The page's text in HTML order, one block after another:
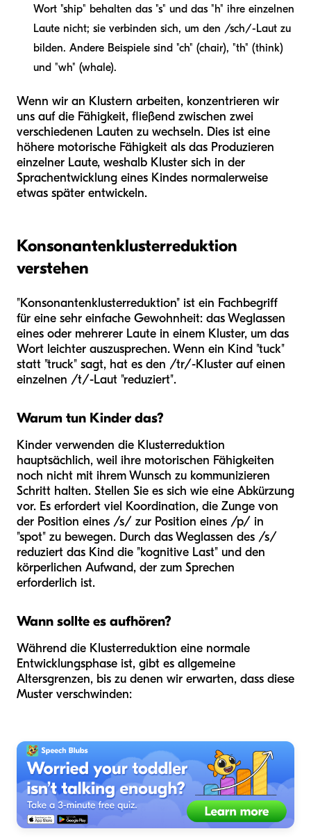
Wort "ship" behalten das "s" und das "h" ihre einzelnen
Laute nicht; sie verbinden sich, um den /sch/-Laut zu
bilden. Andere Beispiele sind "ch" (chair), "th" (think)
und "wh" (whale).
Wenn wir an Klustern arbeiten, konzentrieren wir
uns auf die Fähigkeit, fließend zwischen zwei
verschiedenen Lauten zu wechseln. Dies ist eine
höhere motorische Fähigkeit als das Produzieren
einzelner Laute, weshalb Kluster sich in der
Sprachentwicklung eines Kindes normalerweise
etwas später entwickeln.
Konsonantenklusterreduktion
verstehen
"Konsonantenklusterreduktion" ist ein Fachbegriff
für eine sehr einfache Gewohnheit: das Weglassen
eines oder mehrerer Laute in einem Kluster, um das
Wort leichter auszusprechen. Wenn ein Kind "tuck"
statt "truck" sagt, hat es den /tr/-Kluster auf einen
einzelnen /t/-Laut "reduziert".
Warum tun Kinder das?
Kinder verwenden die Klusterreduktion
hauptsächlich, weil ihre motorischen Fähigkeiten
noch nicht mit ihrem Wunsch zu kommunizieren
Schritt halten. Stellen Sie es sich wie eine Abkürzung
vor. Es erfordert viel Koordination, die Zunge von
der Position eines /s/ zur Position eines /p/ in
"spot" zu bewegen. Durch das Weglassen des /s/
reduziert das Kind die "kognitive Last" und den
körperlichen Aufwand, der zum Sprechen
erforderlich ist.
Wann sollte es aufhören?
Während die Klusterreduktion eine normale
Entwicklungsphase ist, gibt es allgemeine
Altersgrenzen, bis zu denen wir erwarten, dass diese
Muster verschwinden: